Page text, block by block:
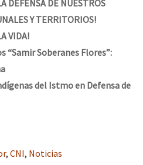
DEFENSA DE NUESTROS
Y TERRITORIOS!
VIDA!
“Samir Soberanes Flores”:
del Istmo en Defensa de
, CNI, Noticias